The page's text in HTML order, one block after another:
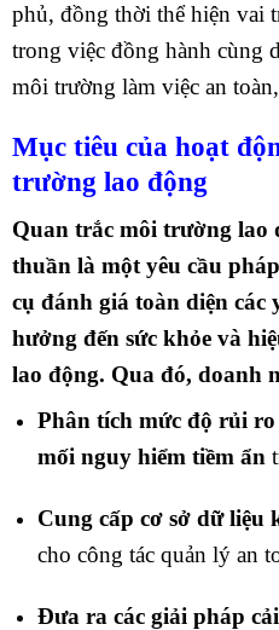
phủ, đồng thời thể hiện vai
trong việc đồng hành cùng
môi trường làm việc an
Mục tiêu của hoạt
trường lao động
Quan trắc môi trường lao
thuần là một yêu cầu
cụ đánh giá toàn diện các
hưởng đến sức khỏe và
lao động. Qua đó, doanh
Phân tích mức độ rủi
mối nguy hiểm tiềm ẩn
Cung cấp cơ sở dữ liệu
cho công tác quản lý an
Đưa ra các giải pháp